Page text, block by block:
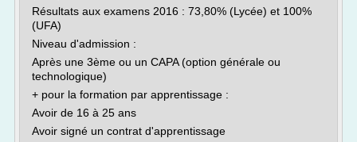
Résultats aux examens 2016 : 73,80% (Lycée) et 100%
(UFA)
Niveau d'admission :
Après une 3ème ou un CAPA (option générale ou
technologique)
+ pour la formation par apprentissage :
Avoir de 16 à 25 ans
Avoir signé un contrat d'apprentissage